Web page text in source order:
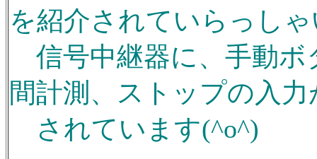
を紹介されていらっし
信号中継器に、手動ボ
間計測、ストップの入
されています(^o^)